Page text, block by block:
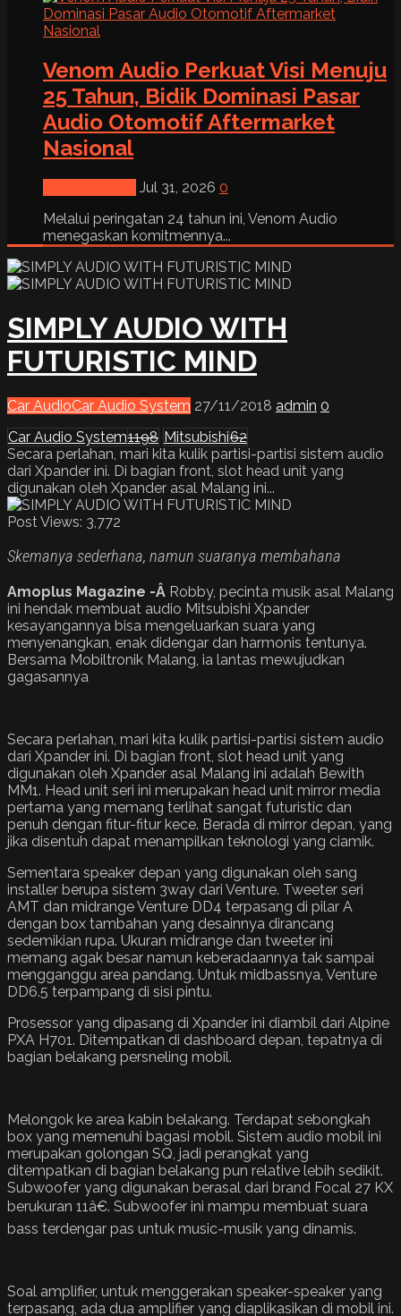
Venom Audio Perkuat Visi Menuju
25 Tahun, Bidik Dominasi Pasar
Audio Otomotif Aftermarket
Nasional
Jul 31, 2026 0
Melalui peringatan 24 tahun ini, Venom Audio
menegaskan komitmennya...
SIMPLY AUDIO WITH
FUTURISTIC MIND
Car AudioCar Audio System 27/11/2018 admin 0
Car Audio System1198 Mitsubishi62
Secara perlahan, mari kita kulik partisi-partisi sistem audio
dari Xpander ini. Di bagian front, slot head unit yang
digunakan oleh Xpander asal Malang ini...
Post Views: 3,772
Skemanya sederhana, namun suaranya membahana
Amoplus Magazine -Â Robby, pecinta musik asal Malang
ini hendak membuat audio Mitsubishi Xpander
kesayangannya bisa mengeluarkan suara yang
menyenangkan, enak didengar dan harmonis tentunya.
Bersama Mobiltronik Malang, ia lantas mewujudkan
gagasannya
Secara perlahan, mari kita kulik partisi-partisi sistem audio
dari Xpander ini. Di bagian front, slot head unit yang
digunakan oleh Xpander asal Malang ini adalah Bewith
MM1. Head unit seri ini merupakan head unit mirror media
pertama yang memang terlihat sangat futuristic dan
penuh dengan fitur-fitur kece. Berada di mirror depan, yang
jika disentuh dapat menampilkan teknologi yang ciamik.
Sementara speaker depan yang digunakan oleh sang
installer berupa sistem 3way dari Venture. Tweeter seri
AMT dan midrange Venture DD4 terpasang di pilar A
dengan box tambahan yang desainnya dirancang
sedemikian rupa. Ukuran midrange dan tweeter ini
memang agak besar namun keberadaannya tak sampai
mengganggu area pandang. Untuk midbassnya, Venture
DD6.5 terpampang di sisi pintu.
Prosessor yang dipasang di Xpander ini diambil dari Alpine
PXA H701. Ditempatkan di dashboard depan, tepatnya di
bagian belakang persneling mobil.
Melongok ke area kabin belakang. Terdapat sebongkah
box yang memenuhi bagasi mobil. Sistem audio mobil ini
merupakan golongan SQ, jadi perangkat yang
ditempatkan di bagian belakang pun relative lebih sedikit.
Subwoofer yang digunakan berasal dari brand Focal 27 KX
berukuran 11â€. Subwoofer ini mampu membuat suara
bass terdengar pas untuk music-musik yang dinamis.
Soal amplifier, untuk menggerakan speaker-speaker yang
terpasang, ada dua amplifier yang diaplikasikan di mobil ini.